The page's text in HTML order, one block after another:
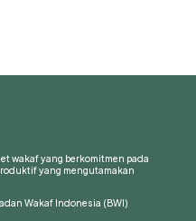
wakaf yang berkomitmen pada
yang mengutamakan
Wakaf Indonesia (BWI)